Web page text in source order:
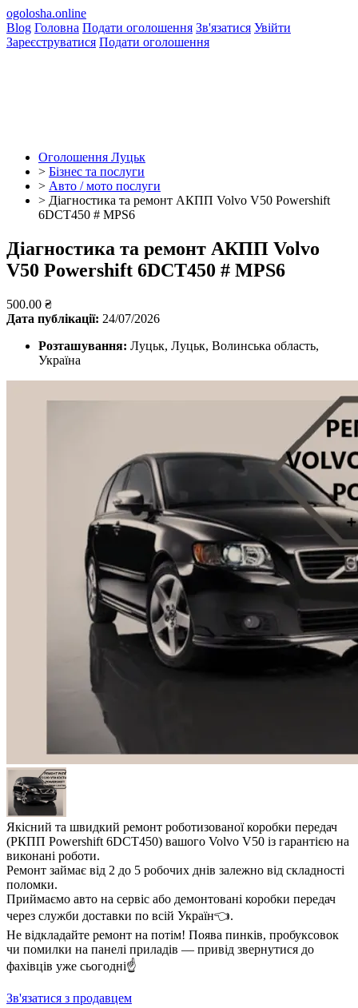
ogolosha.online
Blog Головна Подати оголошення Зв'язатися Увійти
Зареєструватися Подати оголошення
Оголошення Луцьк
> Бізнес та послуги
> Авто / мото послуги
> Діагностика та ремонт АКПП Volvo V50 Powershift
6DCT450 # MPS6
Діагностика та ремонт АКПП Volvo
V50 Powershift 6DCT450 # MPS6
500.00 ₴
Дата публікації: 24/07/2026
Розташування: Луцьк, Луцьк, Волинська область,
Україна
Якісний та швидкий ремонт роботизованої коробки передач
(РКПП Powershift 6DCT450) вашого Volvo V50 із гарантією на
виконані роботи.
Ремонт займає від 2 до 5 робочих днів залежно від складності
поломки.
Приймаємо авто на сервіс або демонтовані коробки передач
через служби доставки по всій Україн👈.
Не відкладайте ремонт на потім! Поява пинків, пробуксовок
чи помилки на панелі приладів — привід звернутися до
фахівців уже сьогодні☝️
Зв'язатися з продавцем